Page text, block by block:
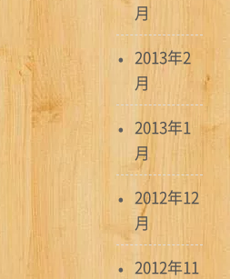
月
2013年2
月
2013年1
月
2012年12
月
2012年11